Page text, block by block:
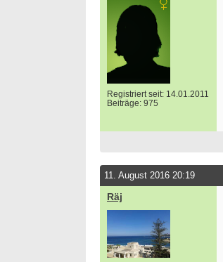
Registriert seit: 14.01.2011
Beiträge: 975
11. August 2016 20:19
Räj